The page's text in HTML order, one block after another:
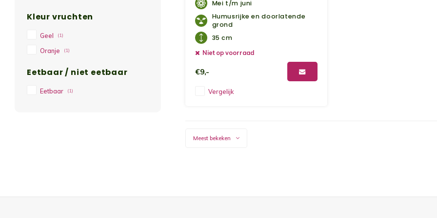
Kleur vruchten
Geel (1)
Oranje (1)
Eetbaar / niet eetbaar
Eetbaar (1)
Mei t/m juni
Humusrijke en doorlatende
grond
35 cm
Niet op voorraad
€9,-
Vergelijk
Meest bekeken